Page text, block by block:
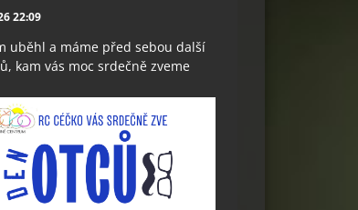
22:09
uběhl a máme před sebou další
kam vás moc srdečně zveme